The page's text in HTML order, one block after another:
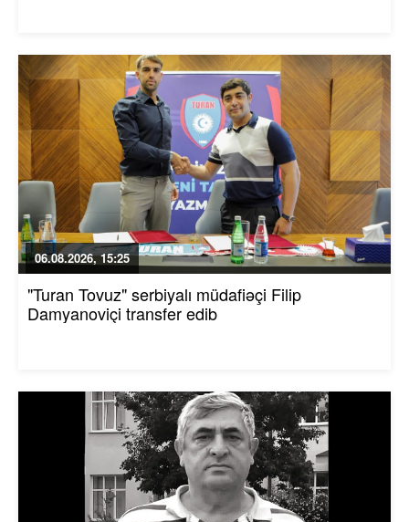
06.08.2026, 15:25
"Turan Tovuz" serbiyalı müdafiəçi Filip
Damyanoviçi transfer edib